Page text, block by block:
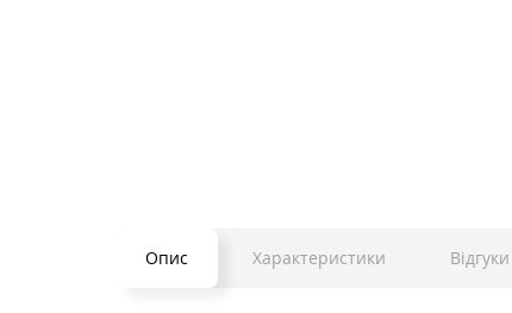
Опис Характеристики